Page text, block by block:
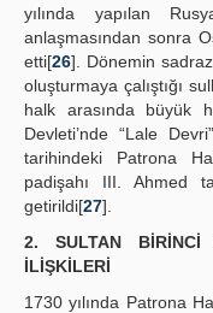
yılında yapılan
anlaşmasından sonra
etti[26]. Dönemin
oluşturmaya çalıştığı
halk arasında büyük
Devleti’nde “Lale
tarihindeki Patrona
padişahı III. Ahmed
getirildi[27].
2. SULTAN BİRİNCİ
İLİŞKİLERİ
1730 yılında Patrona